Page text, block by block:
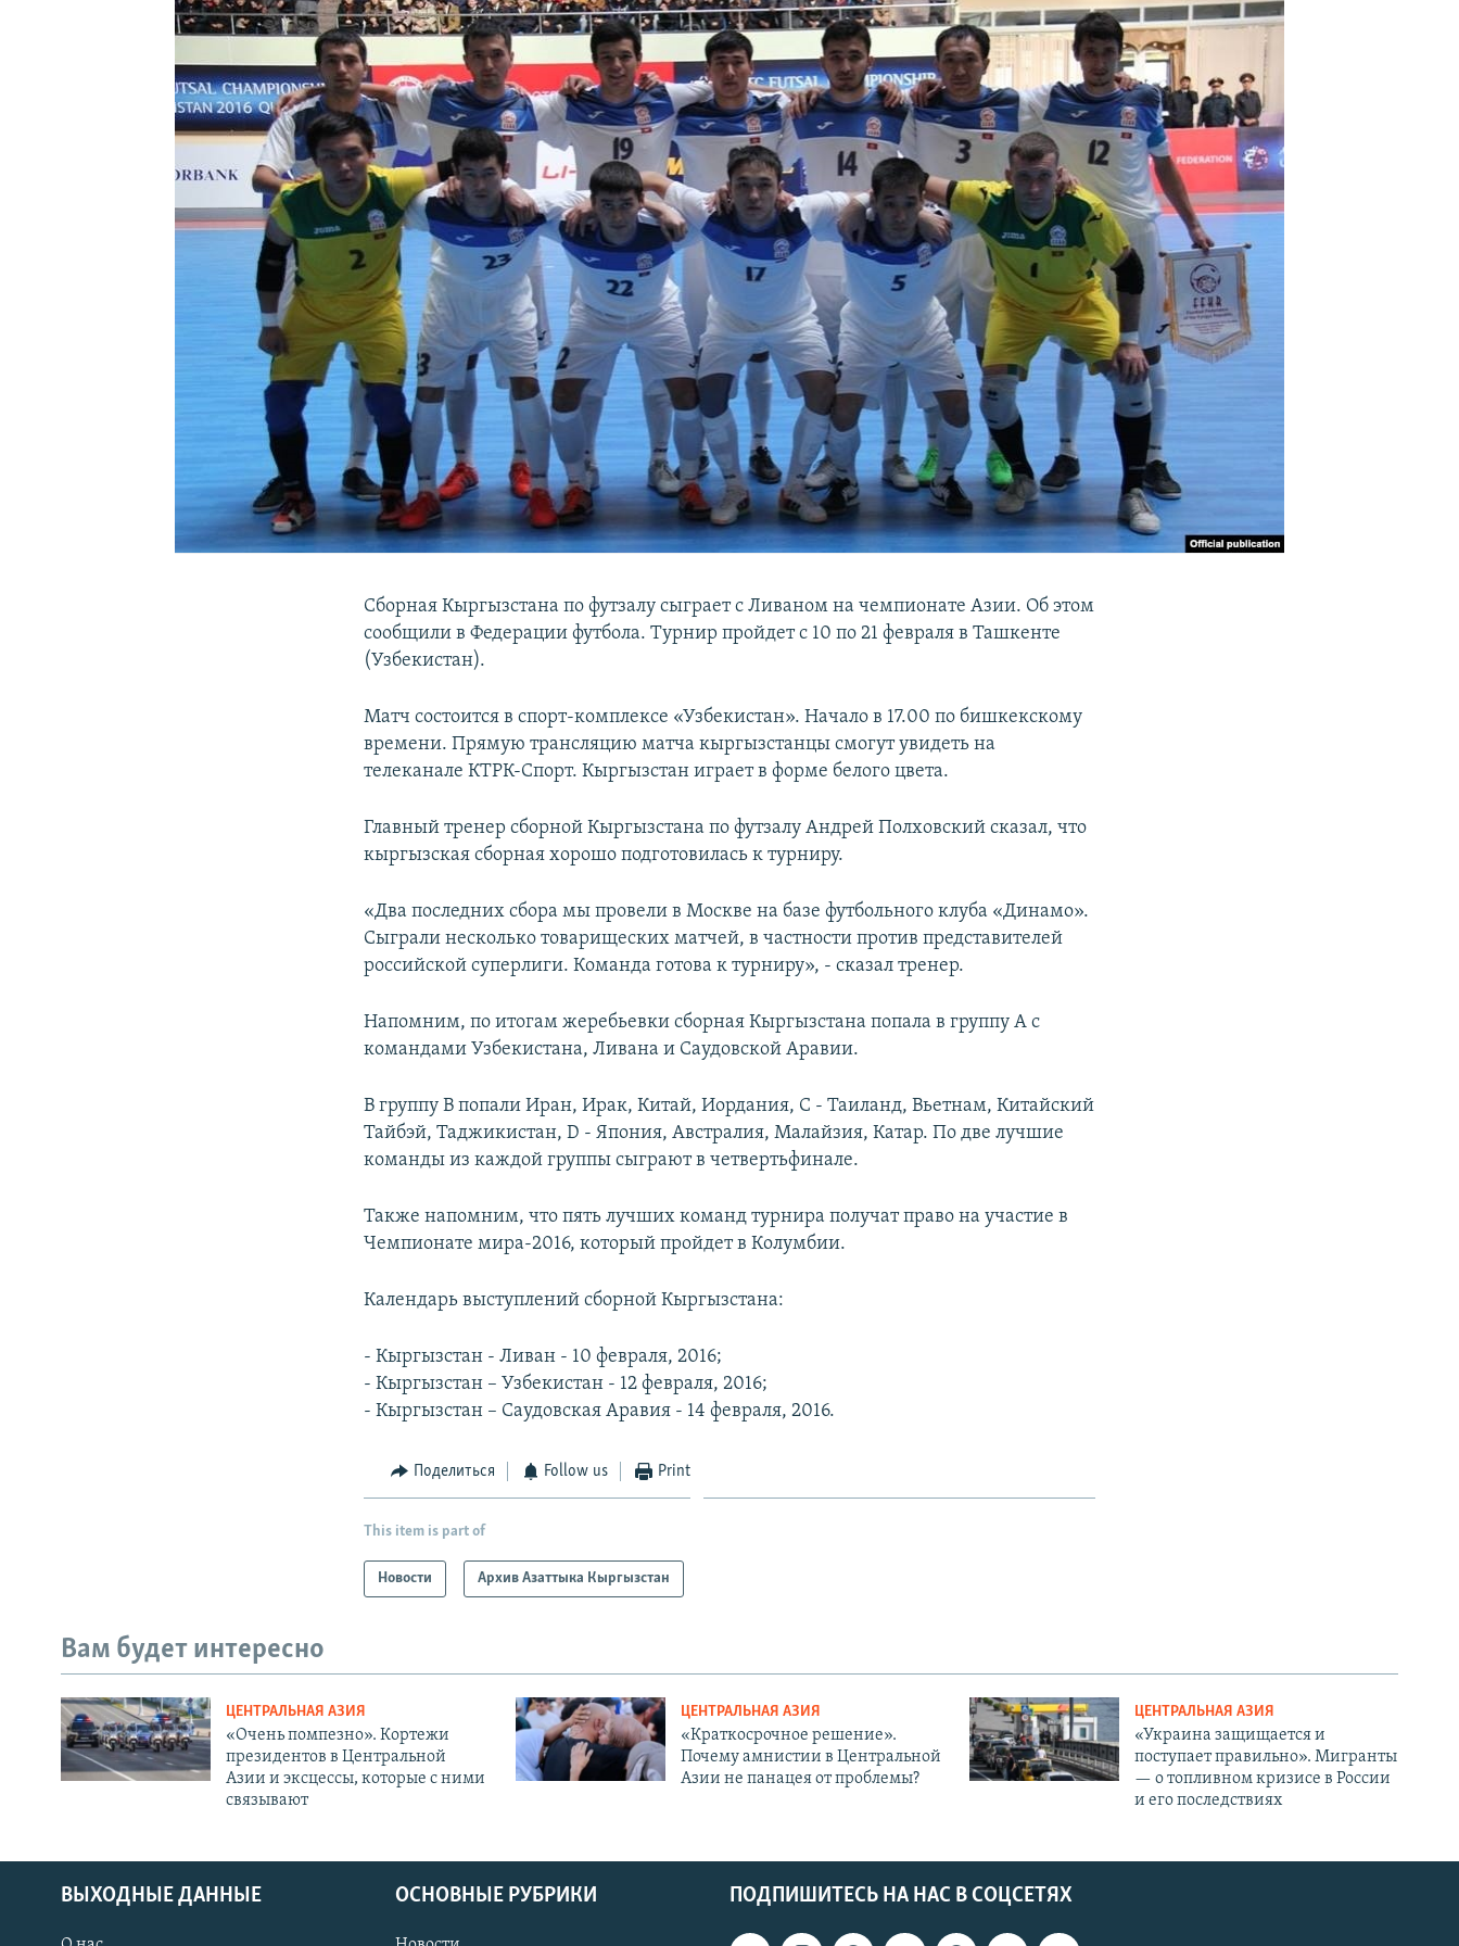
Сборная Кыргызстана по футзалу сыграет с Ливаном на чемпионате Азии. Об этом
сообщили в Федерации футбола. Турнир пройдет с 10 по 21 февраля в Ташкенте
(Узбекистан).
Матч состоится в спорт-комплексе «Узбекистан». Начало в 17.00 по бишкекскому
времени. Прямую трансляцию матча кыргызстанцы смогут увидеть на
телеканале КТРК-Спорт. Кыргызстан играет в форме белого цвета.
Главный тренер сборной Кыргызстана по футзалу Андрей Полховский сказал, что
кыргызская сборная хорошо подготовилась к турниру.
«Два последних сбора мы провели в Москве на базе футбольного клуба «Динамо».
Сыграли несколько товарищеских матчей, в частности против представителей
российской суперлиги. Команда готова к турниру», - сказал тренер.
Напомним, по итогам жеребьевки сборная Кыргызстана попала в группу А с
командами Узбекистана, Ливана и Саудовской Аравии.
В группу В попали Иран, Ирак, Китай, Иордания, С - Таиланд, Вьетнам, Китайский
Тайбэй, Таджикистан, D - Япония, Австралия, Малайзия, Катар. По две лучшие
команды из каждой группы сыграют в четвертьфинале.
Также напомним, что пять лучших команд турнира получат право на участие в
Чемпионате мира-2016, который пройдет в Колумбии.
Календарь выступлений сборной Кыргызстана:
- Кыргызстан - Ливан - 10 февраля, 2016;
- Кыргызстан – Узбекистан - 12 февраля, 2016;
- Кыргызстан – Саудовская Аравия - 14 февраля, 2016.
Поделиться Follow us Print
This item is part of
Новости Архив Азаттыка Кыргызстан
Вам будет интересно
ЦЕНТРАЛЬНАЯ АЗИЯ
«Очень помпезно». Кортежи
президентов в Центральной
Азии и эксцессы, которые с ними
связывают
ЦЕНТРАЛЬНАЯ АЗИЯ
«Краткосрочное решение».
Почему амнистии в Центральной
Азии не панацея от проблемы?
ЦЕНТРАЛЬНАЯ АЗИЯ
«Украина защищается и
поступает правильно». Мигранты
— о топливном кризисе в России
и его последствиях
ПОДПИШИТЕСЬ НА НАС В СОЦСЕТЯХ
ВЫХОДНЫЕ ДАННЫЕ ОСНОВНЫЕ РУБРИКИ